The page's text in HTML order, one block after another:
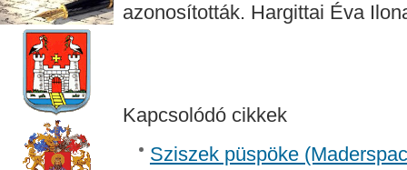
azonosították. Hargittai Éva
Kapcsolódó cikkek
Sziszek püspöke